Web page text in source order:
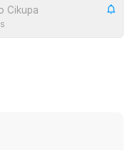
Cikupa